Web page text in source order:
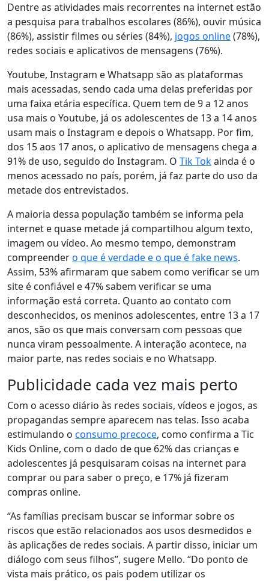
Dentre as atividades mais recorrentes na internet estão
a pesquisa para trabalhos escolares (86%), ouvir música
(86%), assistir filmes ou séries (84%), jogos online(78%),
redes sociais e aplicativos de mensagens (76%).
Youtube, Instagram e Whatsapp são as plataformas
mais acessadas, sendo cada uma delas preferidas por
uma faixa etária específica. Quem tem de 9 a 12 anos
usa mais o Youtube, já os adolescentes de 13 a 14 anos
usam mais o Instagram e depois o Whatsapp. Por fim,
dos 15 aos 17 anos, o aplicativo de mensagens chega a
91% de uso, seguido do Instagram. O Tik Tokainda é o
menos acessado no país, porém, já faz parte do uso da
metade dos entrevistados.
A maioria dessa população também se informa pela
internet e quase metade já compartilhou algum texto,
imagem ou vídeo. Ao mesmo tempo, demonstram
compreendero que é verdade e o que é fake news.
Assim, 53% afirmaram que sabem como verificar se um
site é confiável e 47% sabem verificar se uma
informação está correta. Quanto ao contato com
desconhecidos, os meninos adolescentes, entre 13 a 17
anos, são os que mais conversam com pessoas que
nunca viram pessoalmente. A interação acontece, na
maior parte, nas redes sociais e no Whatsapp.
Publicidade cada vez mais perto
Com o acesso diário às redes sociais, vídeos e jogos, as
propagandas sempre aparecem nas telas. Isso acaba
estimulando o consumo precoce, como confirma a Tic
Kids Online, com o dado de que 62% das crianças e
adolescentes já pesquisaram coisas na internet para
comprar ou para saber o preço, e 17% já fizeram
compras online.
“As famílias precisam buscar se informar sobre os
riscos que estão relacionados aos usos desmedidos e
às aplicações de redes sociais. A partir disso, iniciar um
diálogo com seus filhos”, sugere Mello. “Do ponto de
vista mais prático, os pais podem utilizar os